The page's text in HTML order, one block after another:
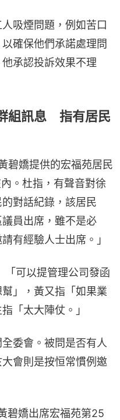
吸煙問題，例如苦口
確保他們承諾處理問
承認投訴效果不理
組訊息 指有居民
碧嬌提供的宏福苑居民
。杜指，有聲音對徐
對話紀錄，該居民
員出席，雖不是必
有經驗人士出席。」
「可以提管理公司發函
」，黃又指「如果業
「太大陣仗。」
委會。被問是否有人
會則是按恒常慣例邀
碧嬌出席宏福苑第25